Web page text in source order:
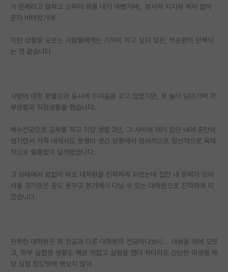
장학금/장학생 게시판
학술 정보 게시판
홍보 게시판
유학교육
반도체 아카데미
재팬라운지 🌸
가 문제라고 말하고 오히려 화를 내기 바빴기에,, 정서적 지지와 케어 없이
혼자 버텨왔기에
이런 상황을 모르는 사람들에게는 가까이 하고 싶지 않은, 악순환이 반복되
는 것 같습니다.
사람에 대한 환멸감과 동시에 두려움을 갖고 있었지만, 꾹 눌러 담아가며 학
부생활과 직장생활을 했습니다.
복수전공으로 공부를 하고 직장 생활 3년, 그 사이에 여러 집안 내에 혼란이
생기면서 가족 내에서도 분쟁이 생긴 상황에서 정서적으로 정신적으로 육체
적으로 쉴틈없이 달려왔습니다.
그 상태에서 쉼없이 바로 대학원을 진학하게 되었는데 집안 내 문제가 있어
서울 경기권은 꿈도 못꾸고 본가에서 다닐 수 있는 대학원으로 진학하게 되
었습니다.
진학한 대학원은 제 전공과 다른 대학원의 전공이다보니... 내용을 아예 모르
고, 학부 실험생 생활도 해본 적없고 실험을 했다 하더라도 간단한 미생물 배
양 실험 정도밖에 해보지 않아